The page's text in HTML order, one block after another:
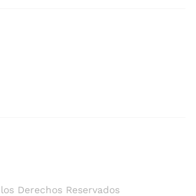
Derechos Reservados